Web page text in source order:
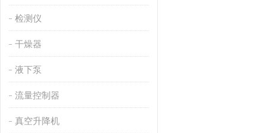
检测仪
干燥器
液下泵
流量控制器
真空升降机